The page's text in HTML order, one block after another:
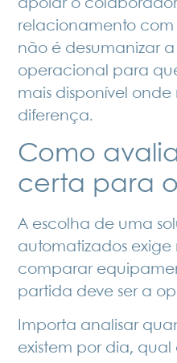
apoiar o colaborador
relacionamento
não é desumanizar
operacional para
mais disponível
diferença.
Como
certa para
A escolha de uma
automatizados exige
comparar
partida deve ser a
Importa analisar
existem por dia,